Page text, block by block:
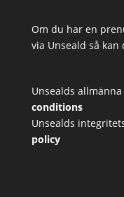
Om du har en
via Unseald så kan
Unsealds
conditions
Unsealds
policy